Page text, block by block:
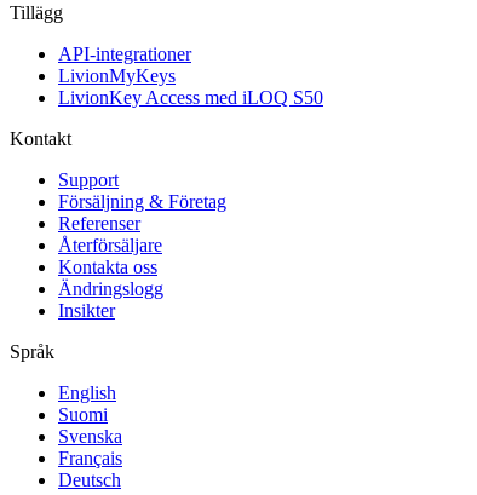
Tillägg
API-integrationer
LivionMyKeys
LivionKey Access med iLOQ S50
Kontakt
Support
Försäljning & Företag
Referenser
Återförsäljare
Kontakta oss
Ändringslogg
Insikter
Språk
English
Suomi
Svenska
Français
Deutsch